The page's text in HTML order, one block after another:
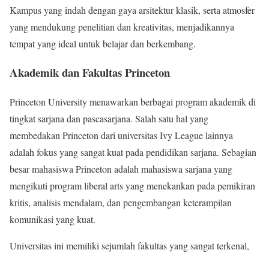
Kampus yang indah dengan gaya arsitektur klasik, serta atmosfer
yang mendukung penelitian dan kreativitas, menjadikannya
tempat yang ideal untuk belajar dan berkembang.
Akademik dan Fakultas Princeton
Princeton University menawarkan berbagai program akademik di
tingkat sarjana dan pascasarjana. Salah satu hal yang
membedakan Princeton dari universitas Ivy League lainnya
adalah fokus yang sangat kuat pada pendidikan sarjana. Sebagian
besar mahasiswa Princeton adalah mahasiswa sarjana yang
mengikuti program liberal arts yang menekankan pada pemikiran
kritis, analisis mendalam, dan pengembangan keterampilan
komunikasi yang kuat.
Universitas ini memiliki sejumlah fakultas yang sangat terkenal,